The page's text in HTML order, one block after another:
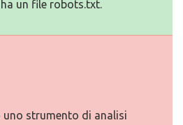
un file robots.txt.
strumento di analisi